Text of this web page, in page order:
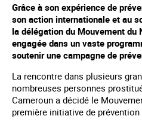
Grâce à son expérience de
son action internationale et au
la délégation du Mouvement du
engagée dans un vaste
soutenir une campagne de
La rencontre dans plusieurs
nombreuses personnes
Cameroun a décidé le
première initiative de prévention